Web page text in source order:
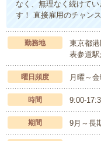
なく、無理なく続けて
す！ 直接雇用のチャン
勤務地
東京都
表参道
曜日頻度 月曜～
時間 9:00-
期間 9月～長